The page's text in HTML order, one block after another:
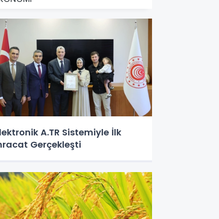
A.TR Sistemiyle İlk
Gerçekleşti